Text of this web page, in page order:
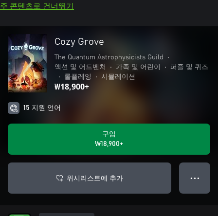
주 콘텐츠로 건너뛰기
Cozy Grove
The Quantum Astrophysicists Guild
•
액션 및 어드벤처
• 가족 및 어린이 •
퍼즐 및 퀴즈
•
롤플레잉 • 시뮬레이션
₩18,900+
15 지원 언어
구입
₩18,900+
위시리스트에 추가 ● ● ●